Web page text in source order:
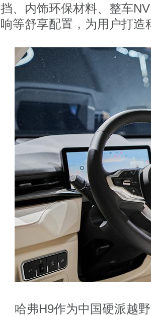
挡、内饰环保材料、整车
响等舒享配置，为用户打
哈弗H9作为中国硬派越